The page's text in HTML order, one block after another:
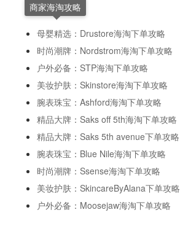
商家海淘攻略
母婴精选：Drustore海淘下单攻略
时尚潮牌：Nordstrom海淘下单攻略
户外必备：STP海淘下单攻略
美妆护肤：Skinstore海淘下单攻略
腕表珠宝：Ashford海淘下单攻略
精品大牌：Saks off 5th海淘下单攻略
精品大牌：Saks 5th avenue下单攻略
腕表珠宝：Blue Nile海淘下单攻略
时尚潮牌：Ssense海淘下单攻略
美妆护肤：SkincareByAlana下单攻略
户外必备：Moosejaw海淘下单攻略